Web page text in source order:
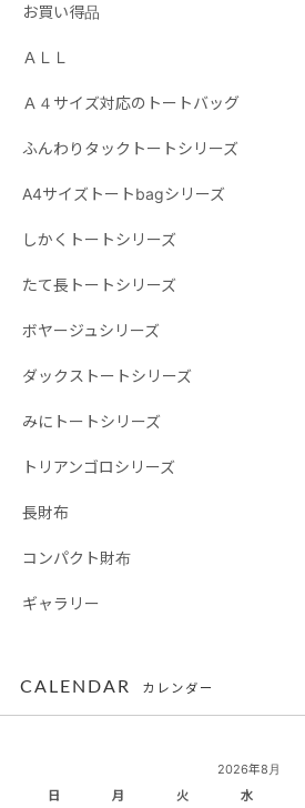
お買い得品
ＡＬＬ
Ａ４サイズ対応のトートバッグ
ふんわりタックトートシリーズ
A4サイズトートbagシリーズ
しかくトートシリーズ
たて長トートシリーズ
ボヤージュシリーズ
ダックストートシリーズ
みにトートシリーズ
トリアンゴロシリーズ
長財布
コンパクト財布
ギャラリー
CALENDAR カレンダー
2026年8月
日
月 火 水